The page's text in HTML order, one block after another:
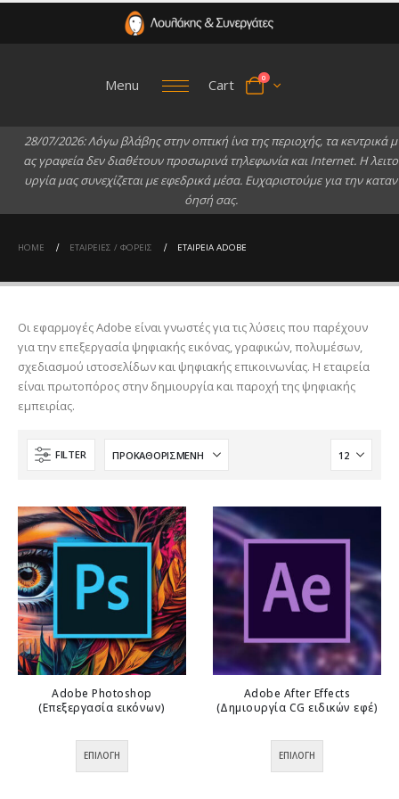
Menu Cart 0
28/07/2026:Λόγω βλάβης στην οπτική ίνα της περιοχής, τα κεντρικά μ
ας γραφεία δεν διαθέτουν προσωρινά τηλεφωνία και Internet. Ηλειτο
υργία μας συνεχίζεται με εφεδρικά μέσα. Ευχαριστούμε για την καταν
όησή σας.
HOME ΕΤΑΙΡΕΊΕΣ / ΦΟΡΕΊΣ ΕΤΑΙΡΕΊΑ ADOBE
Οι εφαρμογές Adobe είναι γνωστές για τις λύσεις που παρέχουν
για την επεξεργασία ψηφιακής εικόνας, γραφικών, πολυμέσων,
σχεδιασμού ιστοσελίδων και ψηφιακής επικοινωνίας. Η εταιρεία
είναι πρωτοπόρος στην δημιουργία και παροχή της ψηφιακής
εμπειρίας.
FILTER
Adobe Photoshop
(Επεξεργασία εικόνων)
0out of 5
ΕΠΙΛΟΓΉ
Adobe After Effects
(Δημιουργία CG ειδικών εφέ)
0out of 5
ΕΠΙΛΟΓΉ